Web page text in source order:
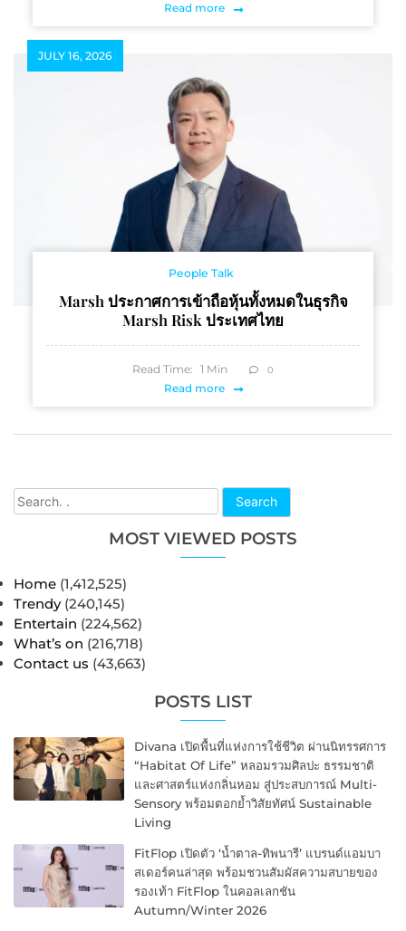
Search
MOST VIEWED POSTS
Home (1,412,525)
Trendy (240,145)
Entertain (224,562)
What’s on (216,718)
Contact us (43,663)
POSTS LIST
Divana เปิดพื้นที่แห่งการใช้ชีวิต ผ่านนิทรรศการ
“Habitat Of Life” หลอมรวมศิลปะ ธรรมชาติ
และศาสตร์แห่งกลิ่นหอม สู่ประสบการณ์ Multi-
Sensory พร้อมตอกย้ำวิสัยทัศน์ Sustainable
Living
FitFlop เปิดตัว ‘น้ำตาล-ทิพนารี’ แบรนด์แอมบา
สเดอร์คนล่าสุด พร้อมชวนสัมผัสความสบายของ
รองเท้า FitFlop ในคอลเลกชัน
Autumn/Winter 2026
Read more
JULY 16, 2026
People Talk
Marsh ประกาศการเข้าถือหุ้นทั้งหมดในธุรกิจ
Marsh Risk ประเทศไทย
Read Time: 1 Min 0
Read more